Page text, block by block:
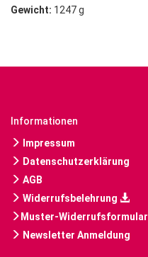
Gewicht: 1247 g
Informationen
Impressum
Datenschutzerklärung
AGB
Widerrufsbelehrung
Muster-Widerrufsformular
Newsletter Anmeldung